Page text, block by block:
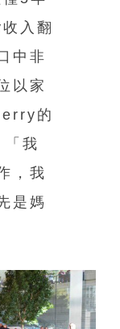
入翻
中非
以家
的
我
，我
是媽